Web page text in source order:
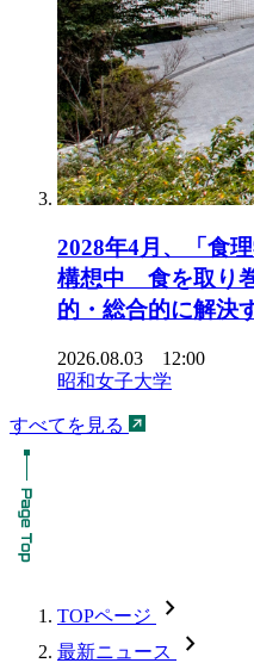
2028年4月、「食
構想中 食を取り
的・総合的に解決
2026.08.03 12:00
昭和女子大学
すべてを見る
TOPページ chevron_forward
最新ニュース chevron_forward